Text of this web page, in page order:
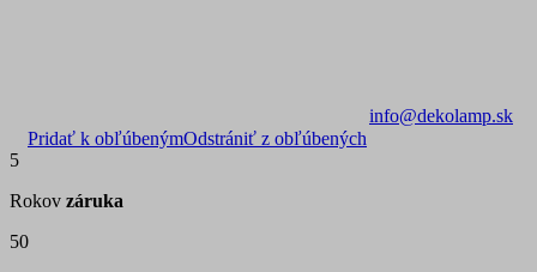
info@dekolamp.sk
Pridať k obľúbenýmOdstrániť z obľúbených
5
Rokov záruka
50